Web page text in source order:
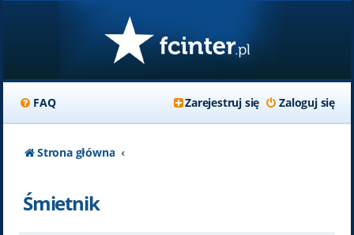
FAQ Zaloguj się
Zarejestruj się
Strona główna
Śmietnik